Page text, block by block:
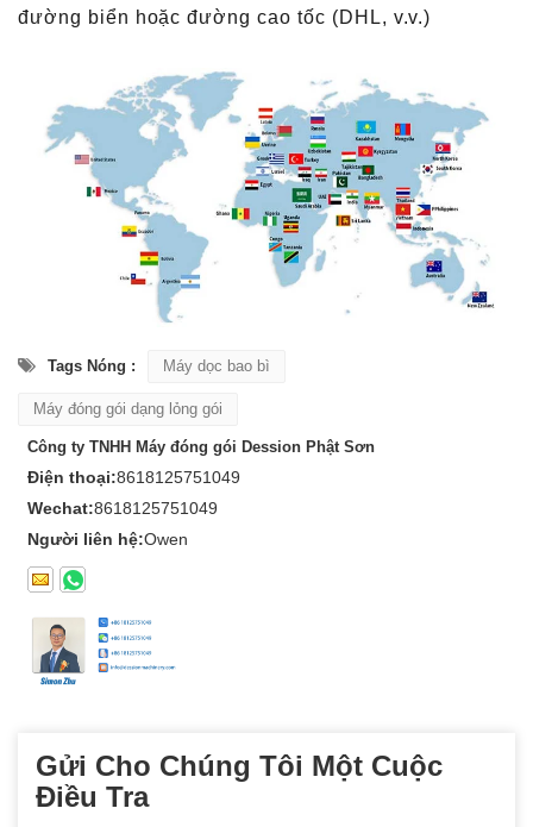
đường biển hoặc đường cao tốc (DHL, v.v.)
Tags Nóng : Máy dọc bao bì
Máy đóng gói dạng lỏng gói
Công ty TNHH Máy đóng gói Dession Phật Sơn
Điện thoại:8618125751049
Wechat:8618125751049
Người liên hệ:Owen
Gửi Cho Chúng Tôi Một Cuộc
Điều Tra